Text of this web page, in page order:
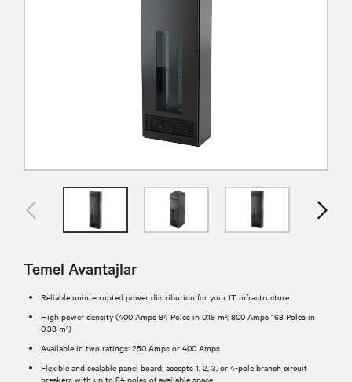
Temel Avantajlar
Reliable uninterrupted power distribution for your IT infrastructure
High power density (400 Amps 84 Poles in 0.19 m²; 800 Amps 168 Poles in
0.38 m²)
Available in two ratings: 250 Amps or 400 Amps
Flexible and scalable panel board; accepts 1, 2, 3, or 4-pole branch circuit
breakers with up to 84 poles of available space